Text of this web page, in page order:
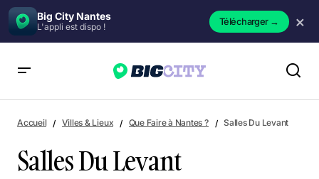
Big City Nantes
L'appli est dispo ! Télécharger→ ×
Accueil Villes & Lieux Que Faire à Nantes ? Salles Du Levant
Salles Du Levant